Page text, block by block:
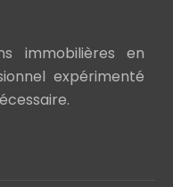
immobilières en
expérimenté